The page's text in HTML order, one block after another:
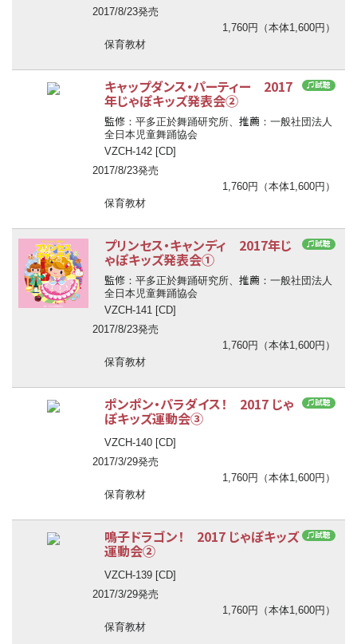
2017/8/23発売
1,760円（本体1,600円）
保育教材
♫試聴
キャップダンス・パーティー 2017
年じゃぽキッズ発表会②
監修 ：平多正於舞踊研究所、 推薦 ：一般社団法人
全日本児童舞踊協会
VZCH-142 [CD]
2017/8/23発売
1,760円（本体1,600円）
保育教材
♫試聴
プリンセス・キャンディ 2017年じ
ゃぽキッズ発表会①
監修 ：平多正於舞踊研究所、 推薦 ：一般社団法人
全日本児童舞踊協会
VZCH-141 [CD]
2017/8/23発売
1,760円（本体1,600円）
保育教材
♫試聴
ポンポン・パラダイス！ 2017 じゃ
ぽキッズ運動会③
VZCH-140 [CD]
2017/3/29発売
1,760円（本体1,600円）
保育教材
♫試聴
鳴子ドラゴン！ 2017 じゃぽキッズ
運動会②
VZCH-139 [CD]
2017/3/29発売
1,760円（本体1,600円）
保育教材